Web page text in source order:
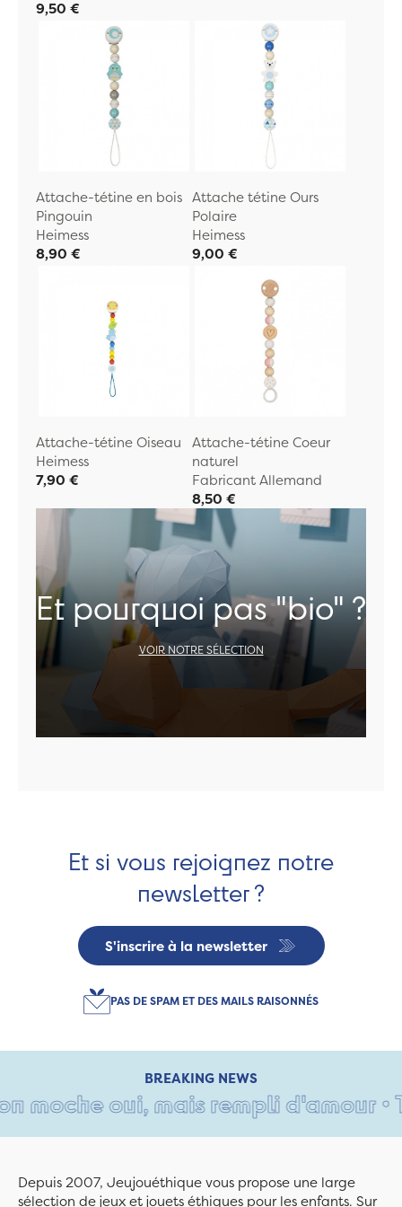
9,50 €
Attache-tétine en bois
Pingouin
Heimess
8,90 €
Attache tétine Ours
Polaire
Heimess
9,00 €
Attache-tétine Oiseau
Heimess
7,90 €
Attache-tétine Coeur
naturel
Fabricant Allemand
8,50 €
Et pourquoi pas "bio" ?
VOIR NOTRE SÉLECTION
Et si vous rejoignez notre
newsletter ?
S'inscrire à la newsletter
PAS DE SPAM ET DES MAILS RAISONNÉS
BREAKING NEWS
oui, mais rempli d'amour •
Depuis 2007, Jeujouéthique vous propose une large
sélection de jeux et jouets éthiques pour les enfants. Sur